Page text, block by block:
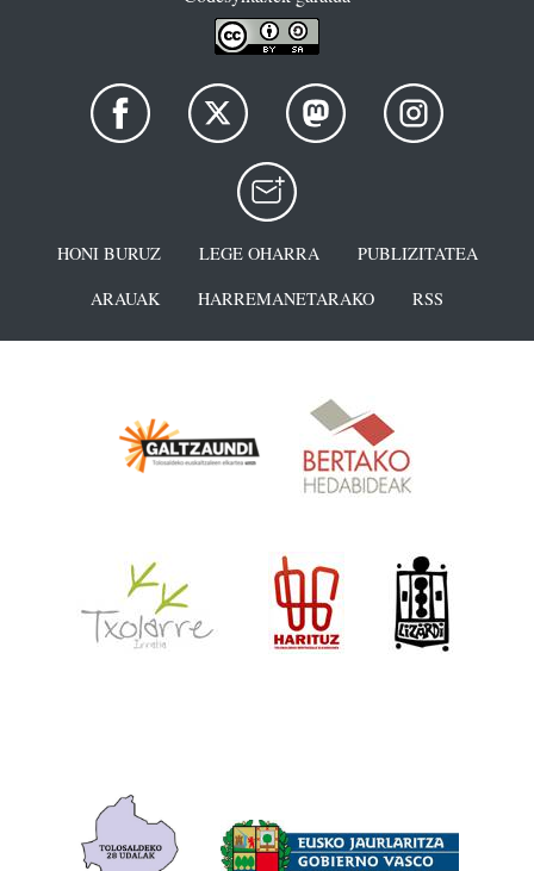
HONI BURUZ LEGE OHARRA
PUBLIZITATEA
ARAUAK
HARREMANETARAKO RSS